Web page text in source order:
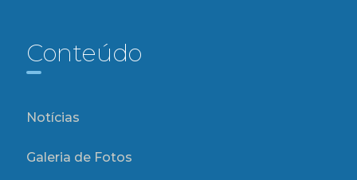
Conteúdo
Notícias
Galeria de Fotos